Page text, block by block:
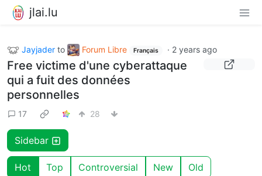
jlai.lu
Jayjader to Forum Libre Français · 2 years ago
Free victime d'une cyberattaque
qui a fuit des données
personnelles
17 28
Sidebar
Hot Top Controversial New Old